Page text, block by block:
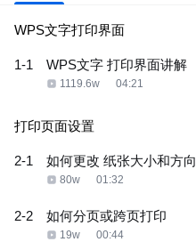
WPS文字打印界面
1-1 WPS文字 打印界面讲解
1119.6w 04:21
打印页面设置
2-1 如何更改 纸张大小和方向
80w 01:32
2-2 如何分页或跨页打印
19w 00:44